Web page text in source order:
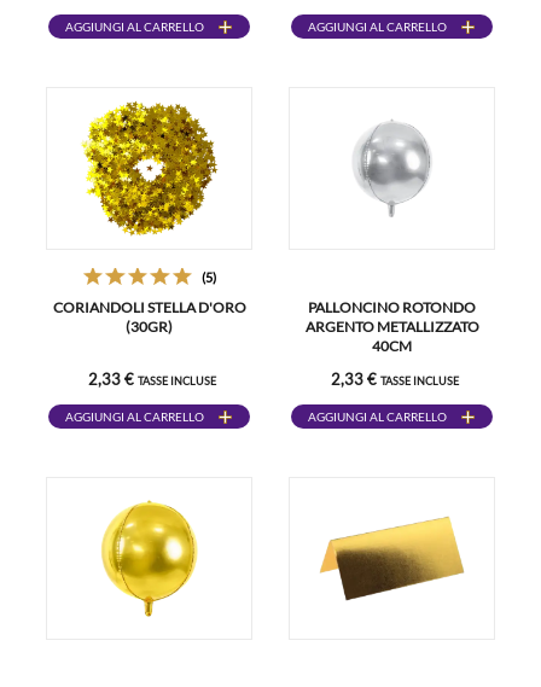
AGGIUNGI AL CARRELLO AGGIUNGI AL CARRELLO
(5)
CORIANDOLI STELLA D'ORO
(30GR)
2,33 € TASSE INCLUSE
AGGIUNGI AL CARRELLO
PALLONCINO ROTONDO
ARGENTO METALLIZZATO
40CM
2,33 € TASSE INCLUSE
AGGIUNGI AL CARRELLO